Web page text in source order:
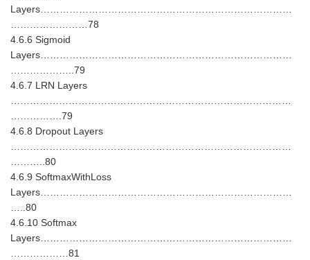
Layers……………………………………………………………………
……………………78
4.6.6 Sigmoid
Layers……………………………………………………………………
………………..79
4.6.7 LRN Layers
…………….79
4.6.8 Dropout Layers
………..80
4.6.9 SoftmaxWithLoss
Layers……………………………………………………………………
…..80
4.6.10 Softmax
Layers……………………………………………………………………
………………81